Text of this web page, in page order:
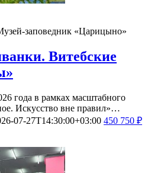
заповедник «Царицыно»
Витебские
года в рамках масштабного
Искусство вне правил»…
07-27T14:30:00+03:00 450 750 ₽